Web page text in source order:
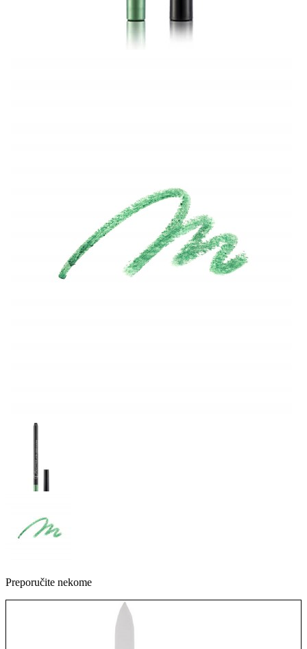
Preporučite nekome